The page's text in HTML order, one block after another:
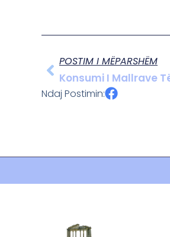
POSTIM I MËPARSHËM
Konsumi I Mallrave
Ndaj Postimin: